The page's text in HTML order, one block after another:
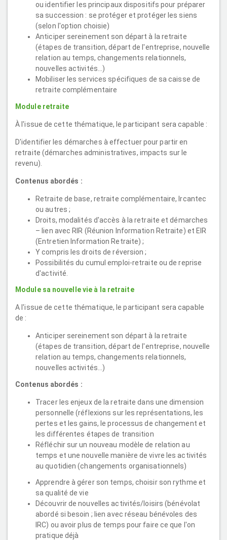
ou identifier les principaux dispositifs pour préparer
sa succession : se protéger et protéger les siens
(selon l'option choisie)
Anticiper sereinement son départ à la retraite
(étapes de transition, départ de l'entreprise, nouvelle
relation au temps, changements relationnels,
nouvelles activités...)
Mobiliser les services spécifiques de sa caisse de
retraite complémentaire
Module retraite
À l'issue de cette thématique, le participant sera capable :
D'identifier les démarches à effectuer pour partir en
retraite (démarches administratives, impacts sur le
revenu).
Contenus abordés :
Retraite de base, retraite complémentaire, Ircantec
ou autres ;
Droits, modalités d'accès à la retraite et démarches
– lien avec RIR (Réunion Information Retraite) et EIR
(Entretien Information Retraite) ;
Y compris les droits de réversion ;
Possibilités du cumul emploi-retraite ou de reprise
d'activité.
Module sa nouvelle vie à la retraite
A l'issue de cette thématique, le participant sera capable
de :
Anticiper sereinement son départ à la retraite
(étapes de transition, départ de l'entreprise, nouvelle
relation au temps, changements relationnels,
nouvelles activités...)
Contenus abordés :
Tracer les enjeux de la retraite dans une dimension
personnelle (réflexions sur les représentations, les
pertes et les gains, le processus de changement et
les différentes étapes de transition
Réfléchir sur un nouveau modèle de relation au
temps et une nouvelle manière de vivre les activités
au quotidien (changements organisationnels)
Apprendre à gérer son temps, choisir son rythme et
sa qualité de vie
Découvrir de nouvelles activités/loisirs (bénévolat
abordé si besoin ; lien avec réseau bénévoles des
IRC) ou avoir plus de temps pour faire ce que l'on
pratique déjà